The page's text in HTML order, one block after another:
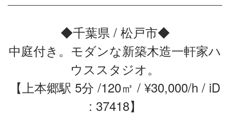
◆千葉県 / 松戸市◆
中庭付き。モダンな新築木造一軒家ハ
ウススタジオ。
【上本郷駅 5分 /120㎡ / ¥30,000/h / iD
: 37418】